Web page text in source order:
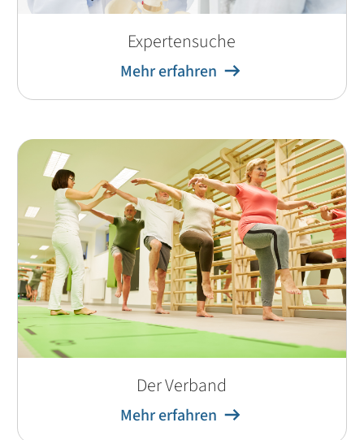
Expertensuche
Mehr erfahren
Der Verband
Mehr erfahren